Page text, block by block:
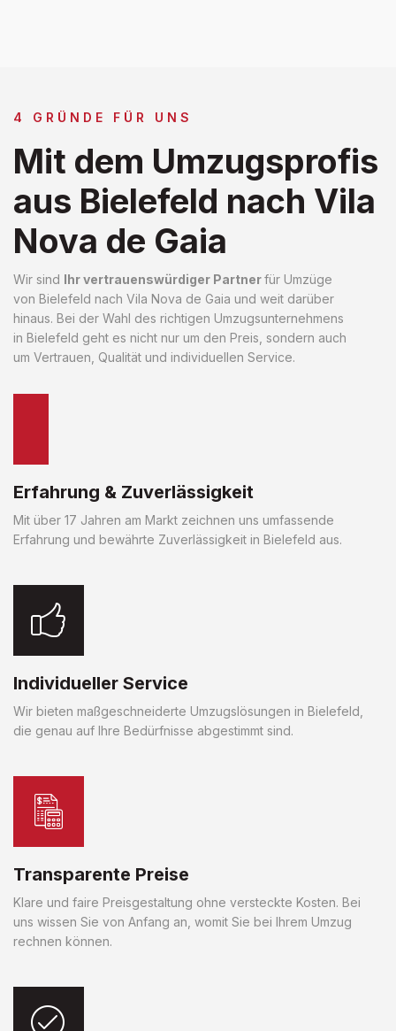
4 GRÜNDE FÜR UNS
Mit dem Umzugsprofis
aus Bielefeld nach Vila
Nova de Gaia
Wir sind Ihr vertrauenswürdiger Partnerfür Umzüge
von Bielefeld nach Vila Nova de Gaia und weit darüber
hinaus. Bei der Wahl des richtigen Umzugsunternehmens
in Bielefeld geht es nicht nur um den Preis, sondern auch
um Vertrauen, Qualität und individuellen Service.
Erfahrung & Zuverlässigkeit
Mit über 17 Jahren am Markt zeichnen uns umfassende
Erfahrung und bewährte Zuverlässigkeit in Bielefeld aus.
Individueller Service
Wir bieten maßgeschneiderte Umzugslösungen in Bielefeld,
die genau auf Ihre Bedürfnisse abgestimmt sind.
Transparente Preise
Klare und faire Preisgestaltung ohne versteckte Kosten. Bei
uns wissen Sie von Anfang an, womit Sie bei Ihrem Umzug
rechnen können.